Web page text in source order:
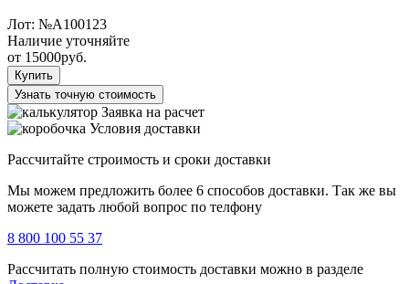
Лот: №А100123
Наличие уточняйте
от 15000руб.
Купить
Узнать точную стоимость
Заявка на расчет
Условия доставки
Рассчитайте строимость и сроки доставки
Мы можем предложить более 6 способов доставки. Так же вы
можете задать любой вопрос по телфону
8 800 100 55 37
Рассчитать полную стоимость доставки можно в разделе